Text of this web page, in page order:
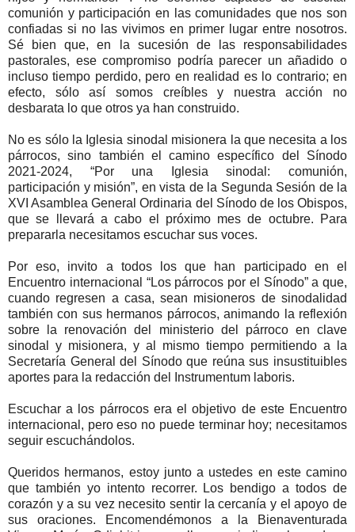
comunión y participación en las comunidades que nos son
confiadas si no las vivimos en primer lugar entre nosotros.
Sé bien que, en la sucesión de las responsabilidades
pastorales, ese compromiso podría parecer un añadido o
incluso tiempo perdido, pero en realidad es lo contrario; en
efecto, sólo así somos creíbles y nuestra acción no
desbarata lo que otros ya han construido.
No es sólo la Iglesia sinodal misionera la que necesita a los
párrocos, sino también el camino específico del Sínodo
2021-2024, “Por una Iglesia sinodal: comunión,
participación y misión”, en vista de la Segunda Sesión de la
XVI Asamblea General Ordinaria del Sínodo de los Obispos,
que se llevará a cabo el próximo mes de octubre. Para
prepararla necesitamos escuchar sus voces.
Por eso, invito a todos los que han participado en el
Encuentro internacional “Los párrocos por el Sínodo” a que,
cuando regresen a casa, sean misioneros de sinodalidad
también con sus hermanos párrocos, animando la reflexión
sobre la renovación del ministerio del párroco en clave
sinodal y misionera, y al mismo tiempo permitiendo a la
Secretaría General del Sínodo que reúna sus insustituibles
aportes para la redacción del Instrumentum laboris.
Escuchar a los párrocos era el objetivo de este Encuentro
internacional, pero eso no puede terminar hoy; necesitamos
seguir escuchándolos.
Queridos hermanos, estoy junto a ustedes en este camino
que también yo intento recorrer. Los bendigo a todos de
corazón y a su vez necesito sentir la cercanía y el apoyo de
sus oraciones. Encomendémonos a la Bienaventurada